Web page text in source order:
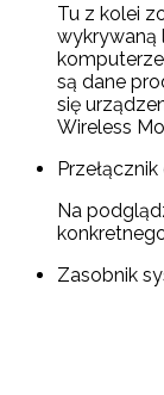
Tu z kolei
wykrywaną
są dane
się
Wireless
Na
Zasobnik